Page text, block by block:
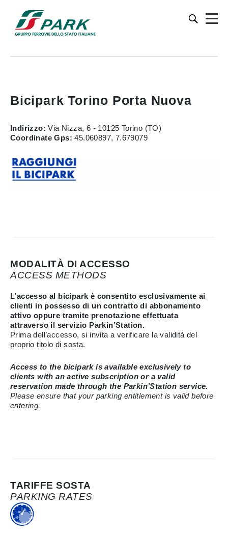
Bicipark Torino Porta Nuova
Indirizzo: Via Nizza, 6 - 10125 Torino (TO)
Coordinate Gps:45.060897, 7.679079
MODALITÀ DI ACCESSO
ACCESS METHODS
L’accesso al bicipark è consentito esclusivamente ai
clienti in possesso di un contratto di abbonamento
attivo oppure tramite prenotazione effettuata
attraverso il servizio Parkin’Station.
Prima dell’accesso, si invita a verificare la validità del
proprio titolo di sosta.
Access to the bicipark is available exclusively to
clients with an active subscription or a valid
reservation made through the Parkin’Station service.
Please ensure that your parking entitlement is valid before
entering.
TARIFFE SOSTA
PARKING RATES